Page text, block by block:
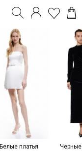
Белые платья Черные